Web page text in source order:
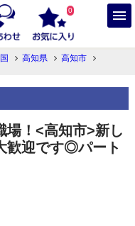
0
高知県
高知市
場！<高知市>新し
歓迎です◎パート